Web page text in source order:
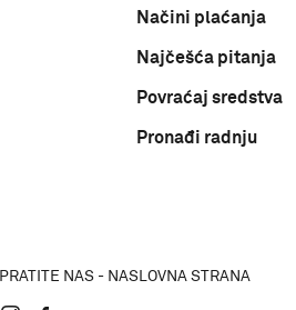
Načini plaćanja
Najčešća pitanja
Povraćaj sredstva
Pronađi radnju
PRATITE NAS - NASLOVNA STRANA